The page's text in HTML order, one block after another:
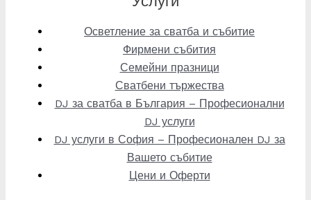
Осветление за сватба и събитие
Фирмени събития
Семейни празници
Сватбени тържества
DJ за сватба в България – Професионални
DJ услуги
DJ услуги в София – Професионален DJ за
Вашето събитие
Цени и Оферти